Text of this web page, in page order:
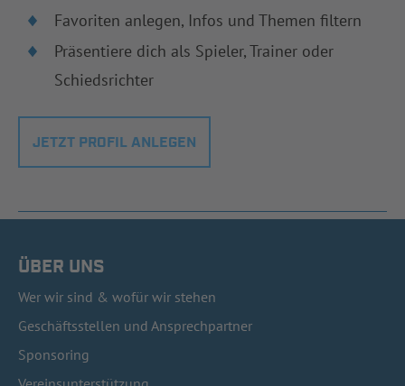
Favoriten anlegen, Infos und Themen filtern
Präsentiere dich als Spieler, Trainer oder
Schiedsrichter
JETZT PROFIL ANLEGEN
ÜBER UNS
Wer wir sind & wofür wir stehen
Geschäftsstellen und Ansprechpartner
Sponsoring